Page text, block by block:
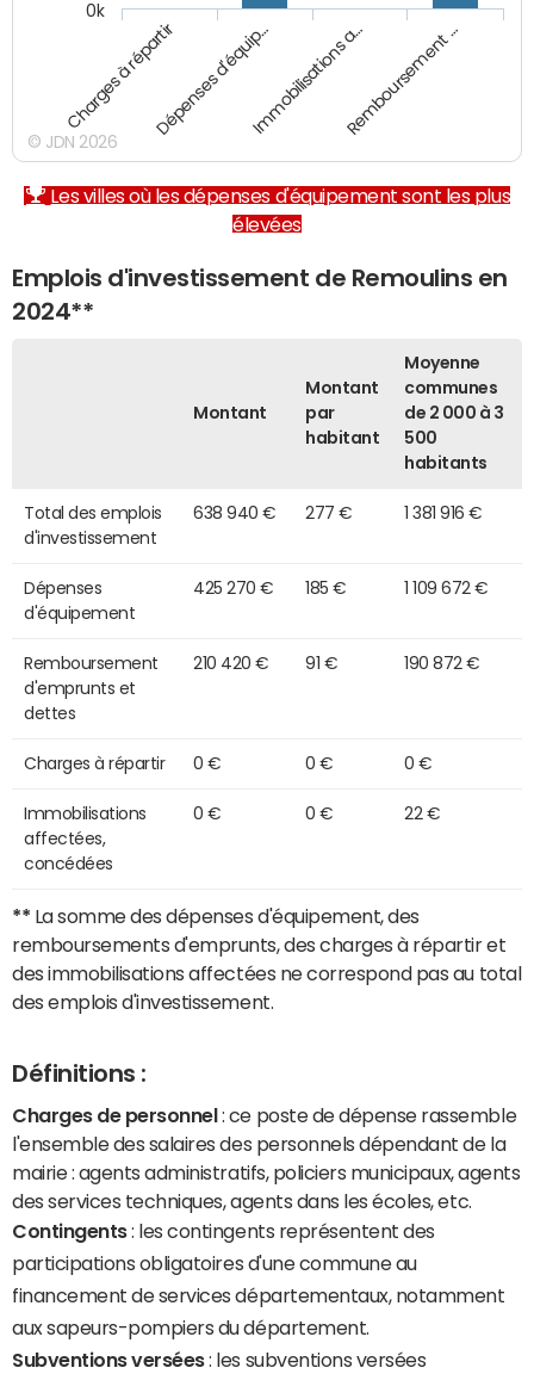
Charges à répartirDépenses d'équip…Immobilisations a…Remboursement …
0k
© JDN 2026
Les villes où les dépenses d'équipement sont les plus
élevées
Emplois d'investissement de Remoulins en
2024**
Montant
Montant
par
habitant
Moyenne
communes
de 2 000 à 3
500
habitants
Total des emplois
d'investissement
638 940 € 277 € 1 381 916 €
Dépenses
d'équipement
425 270 € 185 € 1 109 672 €
Remboursement
d'emprunts et
dettes
210 420 € 91 € 190 872 €
Charges à répartir 0 € 0 € 0 €
Immobilisations
affectées,
concédées
0 € 0 € 22 €
** La somme des dépenses d'équipement, des
remboursements d'emprunts, des charges à répartir et
des immobilisations affectées ne correspond pas au total
des emplois d'investissement.
Définitions :
Charges de personnel : ce poste de dépense rassemble
l'ensemble des salaires des personnels dépendant de la
mairie : agents administratifs, policiers municipaux, agents
des services techniques, agents dans les écoles, etc.
Contingents: les contingents représentent des
participations obligatoires d'une commune au
financement de services départementaux, notamment
aux sapeurs-pompiers du département.
Subventions versées: les subventions versées